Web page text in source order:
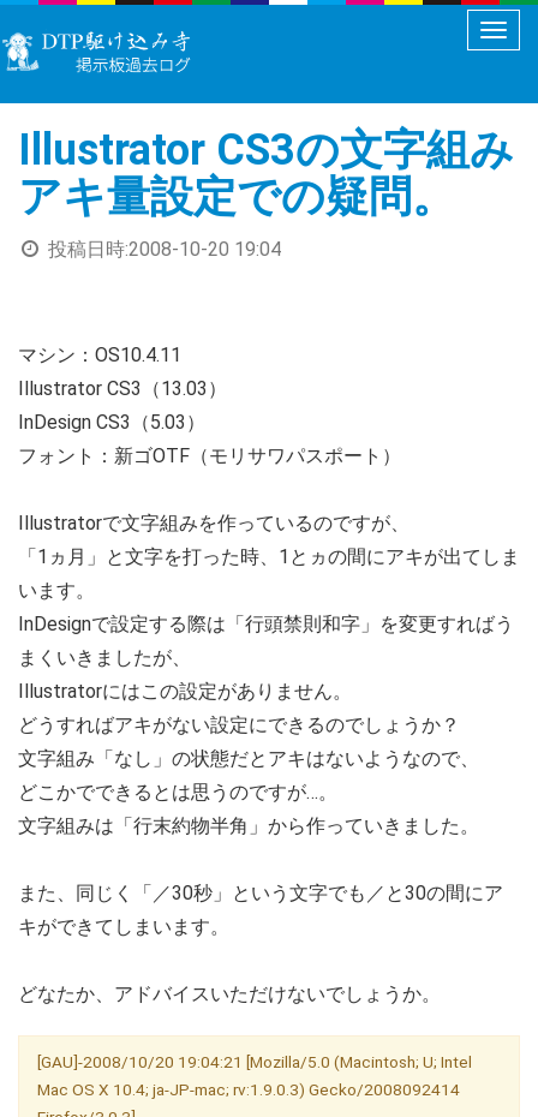
メ
ュ
ー
切
Illustrator CS3の文字組み
アキ量設定での疑問。
投稿日時:2008-10-20 19:04
マシン：OS10.4.11
Illustrator CS3（13.03）
InDesign CS3（5.03）
フォント：新ゴOTF（モリサワパスポート）
Illustratorで文字組みを作っているのですが、
「1ヵ月」と文字を打った時、1とヵの間にアキが出てしま
います。
InDesignで設定する際は「行頭禁則和字」を変更すればう
まくいきましたが、
Illustratorにはこの設定がありません。
どうすればアキがない設定にできるのでしょうか？
文字組み「なし」の状態だとアキはないようなので、
どこかでできるとは思うのですが…。
文字組みは「行末約物半角」から作っていきました。
また、同じく「／30秒」という文字でも／と30の間にア
キができてしまいます。
どなたか、アドバイスいただけないでしょうか。
[GAU]-2008/10/20 19:04:21 [Mozilla/5.0 (Macintosh; U; Intel
Mac OS X 10.4; ja-JP-mac; rv:1.9.0.3) Gecko/2008092414